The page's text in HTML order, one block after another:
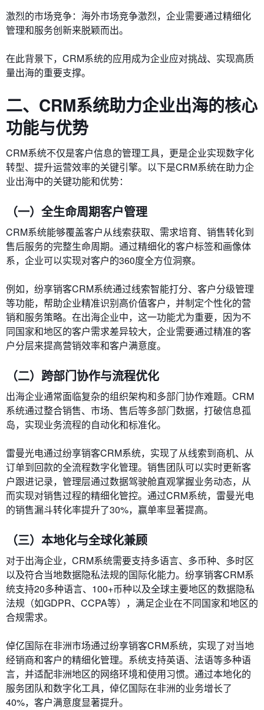
激烈的市场竞争：海外市场竞争激烈，企业需要通过精细化
管理和服务创新来脱颖而出。
在此背景下，CRM系统的应用成为企业应对挑战、实现高质
量出海的重要支撑。
二、CRM系统助力企业出海的核心
功能与优势
CRM系统不仅是客户信息的管理工具，更是企业实现数字化
转型、提升运营效率的关键引擎。以下是CRM系统在助力企
业出海中的关键功能和优势：
（一）全生命周期客户管理
CRM系统能够覆盖客户从线索获取、需求培育、销售转化到
售后服务的完整生命周期。通过精细化的客户标签和画像体
系，企业可以实现对客户的360度全方位洞察。
例如，纷享销客CRM系统通过线索智能打分、客户分级管理
等功能，帮助企业精准识别高价值客户，并制定个性化的营
销和服务策略。在出海企业中，这一功能尤为重要，因为不
同国家和地区的客户需求差异较大，企业需要通过精准的客
户分层来提高营销效率和客户满意度。
（二）跨部门协作与流程优化
出海企业通常面临复杂的组织架构和多部门协作难题。CRM
系统通过整合销售、市场、售后等多部门数据，打破信息孤
岛，实现业务流程的自动化和标准化。
雷曼光电通过纷享销客CRM系统，实现了从线索到商机、从
订单到回款的全流程数字化管理。销售团队可以实时更新客
户跟进记录，管理层通过数据驾驶舱直观掌握业务动态，从
而实现对销售过程的精细化管控。通过CRM系统，雷曼光电
的销售漏斗转化率提升了30%，赢单率显著提高。
（三）本地化与全球化兼顾
对于出海企业，CRM系统需要支持多语言、多币种、多时区
以及符合当地数据隐私法规的国际化能力。纷享销客CRM系
统支持20多种语言、100+币种以及全球主要地区的数据隐私
法规（如GDPR、CCPA等），满足企业在不同国家和地区的
合规需求。
倬亿国际在非洲市场通过纷享销客CRM系统，实现了对当地
经销商和客户的精细化管理。系统支持英语、法语等多种语
言，并适配非洲地区的网络环境和使用习惯。通过本地化的
服务团队和数字化工具，倬亿国际在非洲的业务增长了
40%，客户满意度显著提升。